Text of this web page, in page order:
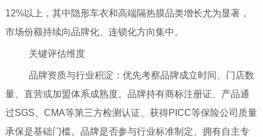
12%以上，其中隐形车衣和高端隔热膜品类增长尤为显著，
市场份额持续向品牌化、连锁化方向集中。
关键评估维度
品牌资质与行业积淀：优先考察品牌成立时间、门店数
量、直营或加盟体系成熟度。品牌持有商标注册证、产品通
过SGS、CMA等第三方检测认证、获得PICC等保险公司质量
承保是基础门槛。品牌是否参与行业标准制定、拥有自主专